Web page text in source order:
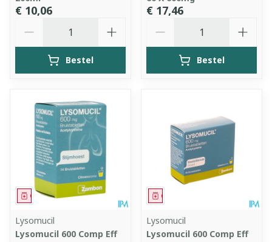
€ 10,06
Bestel
€ 17,46
Bestel
Geneesmiddel
Lysomucil
Lysomucil 600 Comp Eff
Geneesmiddel
Lysomucil
Lysomucil 600 Comp Eff